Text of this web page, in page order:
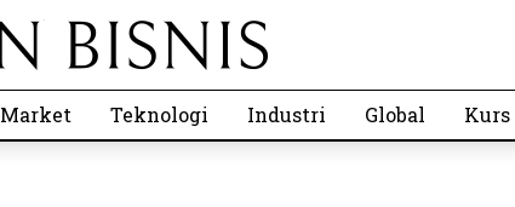
Market Teknologi Industri Global Kurs